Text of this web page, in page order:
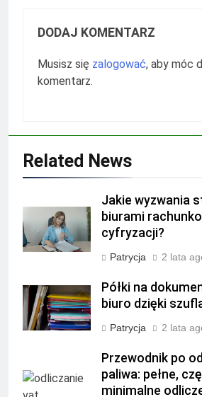
DODAJ KOMENTARZ
Musisz się zalogować, aby móc
komentarz.
Related News
Jakie wyzwania
biurami
cyfryzacji?
Patrycja 2 lata
Półki na
biuro dzięki
Patrycja 2 lata
Przewodnik po
paliwa: pełne,
minimalne